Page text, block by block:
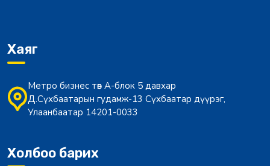
Хаяг
Метро бизнес төв А-блок 5 давхар
Д.Сүхбаатарын гудамж-13 Сүхбаатар дүүрэг,
Улаанбаатар 14201-0033
Холбоо барих